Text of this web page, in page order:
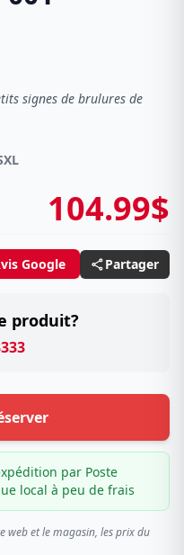
signes de brulures de
104.99$
Google Partager
produit?
par Poste
local à peu de frais
web et le magasin, les prix du